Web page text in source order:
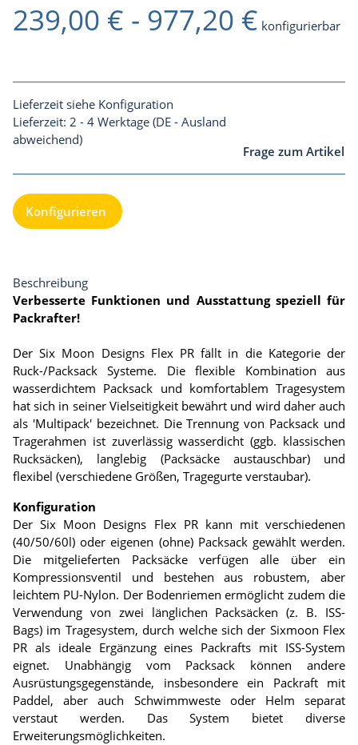
239,00 € - 977,20 € konfigurierbar
Lieferzeit siehe Konfiguration
Lieferzeit: 2 - 4 Werktage (DE - Ausland
abweichend)
Frage zum Artikel
Konfigurieren
Beschreibung
Verbesserte Funktionen und Ausstattung speziell für
Packrafter!
Der Six Moon Designs Flex PR fällt in die Kategorie der
Ruck-/Packsack Systeme. Die flexible Kombination aus
wasserdichtem Packsack und komfortablem Tragesystem
hat sich in seiner Vielseitigkeit bewährt und wird daher auch
als 'Multipack' bezeichnet. Die Trennung von Packsack und
Tragerahmen ist zuverlässig wasserdicht (ggb. klassischen
Rucksäcken), langlebig (Packsäcke austauschbar) und
flexibel (verschiedene Größen, Tragegurte verstaubar).
Konfiguration
Der Six Moon Designs Flex PR kann mit verschiedenen
(40/50/60l) oder eigenen (ohne) Packsack gewählt werden.
Die mitgelieferten Packsäcke verfügen alle über ein
Kompressionsventil und bestehen aus robustem, aber
leichtem PU-Nylon. Der Bodenriemen ermöglicht zudem die
Verwendung von zwei länglichen Packsäcken (z. B. ISS-
Bags) im Tragesystem, durch welche sich der Sixmoon Flex
PR als ideale Ergänzung eines Packrafts mit ISS-System
eignet. Unabhängig vom Packsack können andere
Ausrüstungsgegenstände, insbesondere ein Packraft mit
Paddel, aber auch Schwimmweste oder Helm separat
verstaut werden. Das System bietet diverse
Erweiterungsmöglichkeiten.